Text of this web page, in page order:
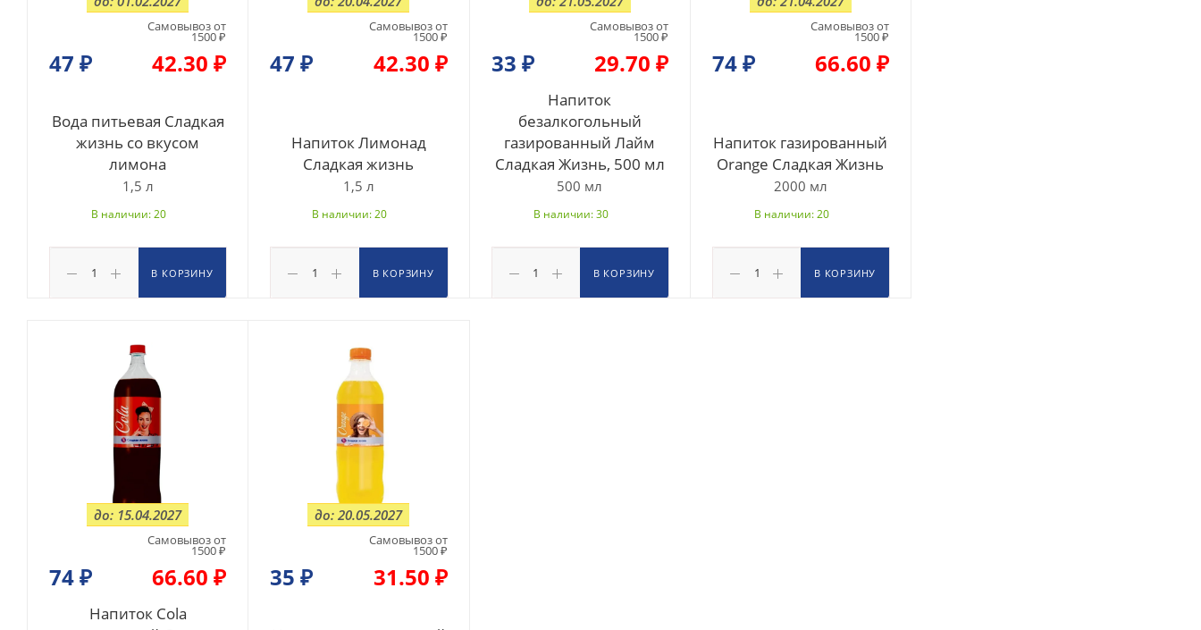
47 ₽
Самовывоз от
1500 ₽
42.30 ₽
Вода питьевая Сладкая
жизнь со вкусом
лимона
1,5 л
В наличии: 20
В КОРЗИНУ
47 ₽
Самовывоз от
1500 ₽
42.30 ₽
Напиток Лимонад
Сладкая жизнь
1,5 л
В наличии: 20
В КОРЗИНУ
33 ₽
Самовывоз от
1500 ₽
29.70 ₽
Напиток
безалкогольный
газированный Лайм
Сладкая Жизнь, 500 мл
500 мл
В наличии: 30
В КОРЗИНУ
74₽
Самовывоз от
1500 ₽
66.60 ₽
Напиток газированный
Orange Сладкая Жизнь
2000 мл
В наличии: 20
В КОРЗИНУ
74₽
Самовывоз от
1500 ₽
66.60 ₽
Напиток Cola
до: 15.04.2027
35 ₽
Самовывоз от
1500 ₽
31.50 ₽
до: 20.05.2027